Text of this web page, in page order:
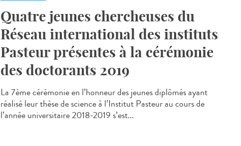
Quatre jeunes chercheuses du
Réseau international des instituts
Pasteur présentes à la cérémonie
des doctorants 2019
La 7ème cérémonie en l’honneur des jeunes diplômés ayant
réalisé leur thèse de science à l’Institut Pasteur au cours de
l’année universitaire 2018-2019 s’est...